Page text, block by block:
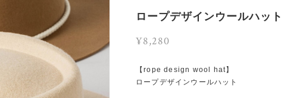
ロープデザインウールハット
¥8,280
【rope design wool hat】
ロープデザインウールハット